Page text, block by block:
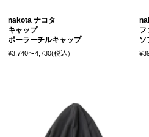
nakota ナコタ
キャップ
ポーラーチルキャップ
¥3,740〜4,730(税込）
フ
ソ